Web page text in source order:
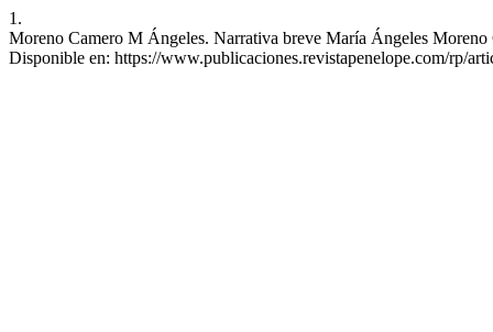
1.
Moreno Camero M Ángeles. Narrativa breve María Ángeles
Disponible en: https://www.publicaciones.revistapenelope.com/rp/